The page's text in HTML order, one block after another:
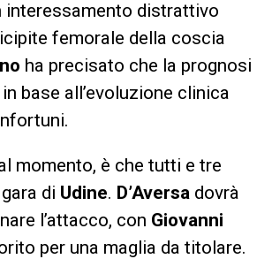
interessamento distrattivo
femorale della coscia
ha precisato che la prognosi
base all’evoluzione clinica
momento, è che tutti e tre
di Udine. D’Aversa dovrà
l’attacco, con Giovanni
per una maglia da titolare.